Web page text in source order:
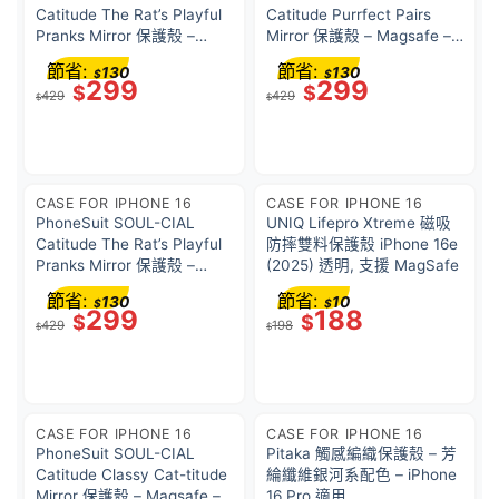
Catitude The Rat’s Playful
Pranks Mirror 保護殼 –
Magsafe – Black – For
iPhone 16 Pro
$429 $299
節省: $130
Catitude Purrfect Pairs
Mirror 保護殼 – Magsafe –
Black – For iPhone 16 Pro
$429 $299
節省: $130
CASE FOR IPHONE 16
PhoneSuit SOUL-CIAL
Catitude The Rat’s Playful
Pranks Mirror 保護殼 –
Magsafe – Black – For
iPhone 16 Pro Max
$429 $299
節省: $130
CASE FOR IPHONE 16
UNIQ Lifepro Xtreme 磁吸
防摔雙料保護殼 iPhone 16e
(2025) 透明, 支援 MagSafe
$198 $188
節省: $10
CASE FOR IPHONE 16
PhoneSuit SOUL-CIAL
Catitude Classy Cat-titude
CASE FOR IPHONE 16
Pitaka 觸感編織保護殼 – 芳
綸纖維銀河系配色 – iPhone